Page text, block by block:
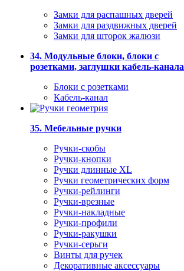
Замки для распашных дверей
Замки для раздвижных дверей
Замки для шторок жалюзи
34. Модульные блоки, блоки с
розетками, заглушки кабель-канала
Блоки с розетками
Кабель-канал
35. Мебельные ручки
Ручки-скобы
Ручки-кнопки
Ручки длинные XL
Ручки геометрических форм
Ручки-рейлинги
Ручки-врезные
Ручки-накладные
Ручки-профили
Ручки-ракушки
Ручки-серьги
Винты для ручек
Декоративные аксессуары